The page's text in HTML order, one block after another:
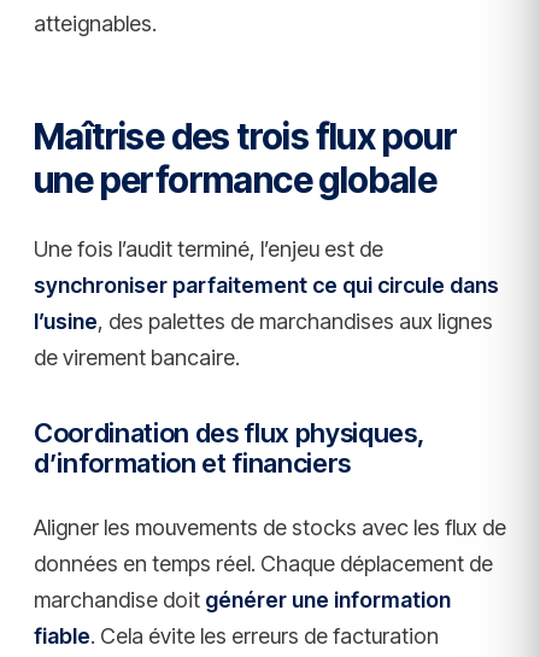
atteignables.
Maîtrise des trois flux pour
une performance globale
Une fois l’audit terminé, l’enjeu est de
synchroniser parfaitement ce qui circule dans
l’usine, des palettes de marchandises aux lignes
de virement bancaire.
Coordination des flux physiques,
d’information et financiers
Aligner les mouvements de stocks avec les flux de
données en temps réel. Chaque déplacement de
marchandise doit générer une information
fiable. Cela évite les erreurs de facturation